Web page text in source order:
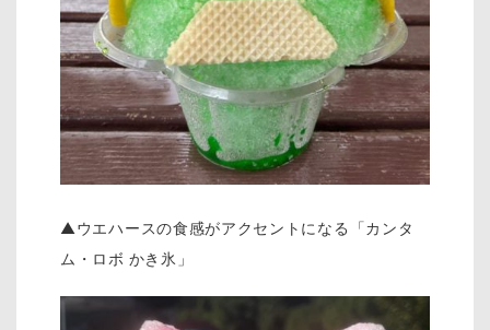
▲ウエハースの食感がアクセントになる「カンタ
ム・ロボ かき氷」